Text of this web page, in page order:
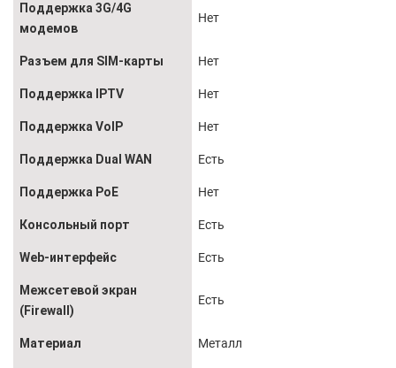
Поддержка 3G/4G
модемов
Нет
Разъем для SIM-карты Нет
Поддержка IPTV Нет
Поддержка VoIP Нет
Поддержка Dual WAN Есть
Поддержка PoE Нет
Консольный порт Есть
Web-интерфейс Есть
Межсетевой экран
(Firewall)
Есть
Материал Металл